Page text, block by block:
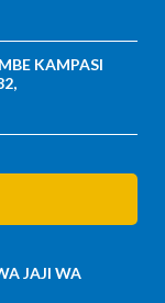
KAMPASI
JAJI WA